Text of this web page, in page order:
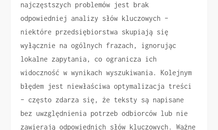
najczęstszych problemów jest brak
odpowiedniej analizy słów kluczowych –
niektóre przedsiębiorstwa skupiają się
wyłącznie na ogólnych frazach, ignorując
lokalne zapytania, co ogranicza ich
widoczność w wynikach wyszukiwania. Kolejnym
błędem jest niewłaściwa optymalizacja treści
– często zdarza się, że teksty są napisane
bez uwzględnienia potrzeb odbiorców lub nie
zawierają odpowiednich słów kluczowych. Ważne